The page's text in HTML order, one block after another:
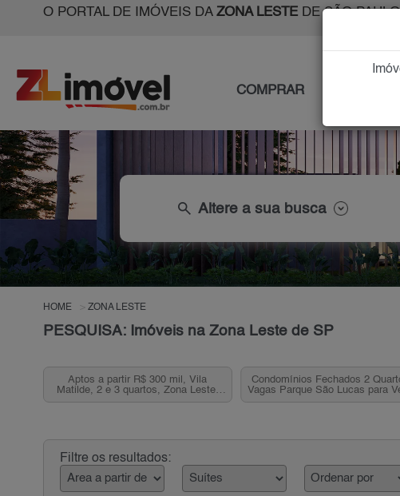
O PORTAL DE IMÓVEIS DA ZONA LESTEDE SÃO PAULO
COMPRAR
search Altere a sua busca
HOME ZONA LESTE
PESQUISA: Imóveis na Zona Leste de SP
Aptos a partir R$ 300 mil, Vila
Matilde, 2 e 3 quartos, Zona Leste,
Condomínios Fechados 2
Vagas Parque São Lucas para
Filtre os resultados: